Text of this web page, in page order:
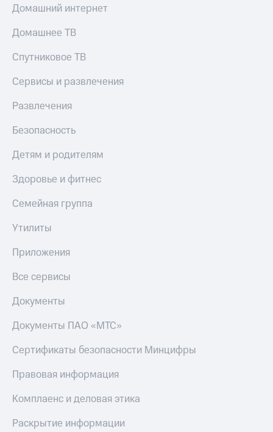
Все
товары
Домашний интернет
Домашнее ТВ
Спутниковое ТВ
Сервисы и развлечения
Развлечения
Безопасность
Детям и родителям
Здоровье и фитнес
Семейная группа
Утилиты
Приложения
Все сервисы
Документы
Документы ПАО «МТС»
Сертификаты безопасности Минцифры
Правовая информация
Комплаенс и деловая этика
Раскрытие информации